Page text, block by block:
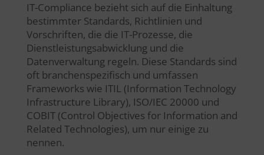
IT-Compliance bezieht sich auf die Einhaltung
bestimmter Standards, Richtlinien und
Vorschriften, die die IT-Prozesse, die
Dienstleistungsabwicklung und die
Datenverwaltung regeln. Diese Standards sind
oft branchenspezifisch und umfassen
Frameworks wie ITIL (Information Technology
Infrastructure Library), ISO/IEC 20000 und
COBIT (Control Objectives for Information and
Related Technologies), um nur einige zu
nennen.